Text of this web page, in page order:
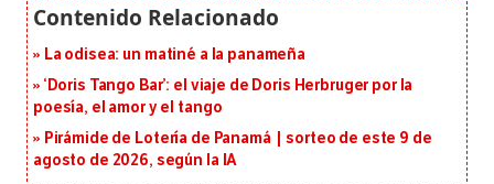
La odisea: un matiné a la panameña
‘Doris Tango Bar’: el viaje de Doris Herbruger por la
poesía, el amor y el tango
Pirámide de Lotería de Panamá | sorteo de este 9 de
agosto de 2026, según la IA